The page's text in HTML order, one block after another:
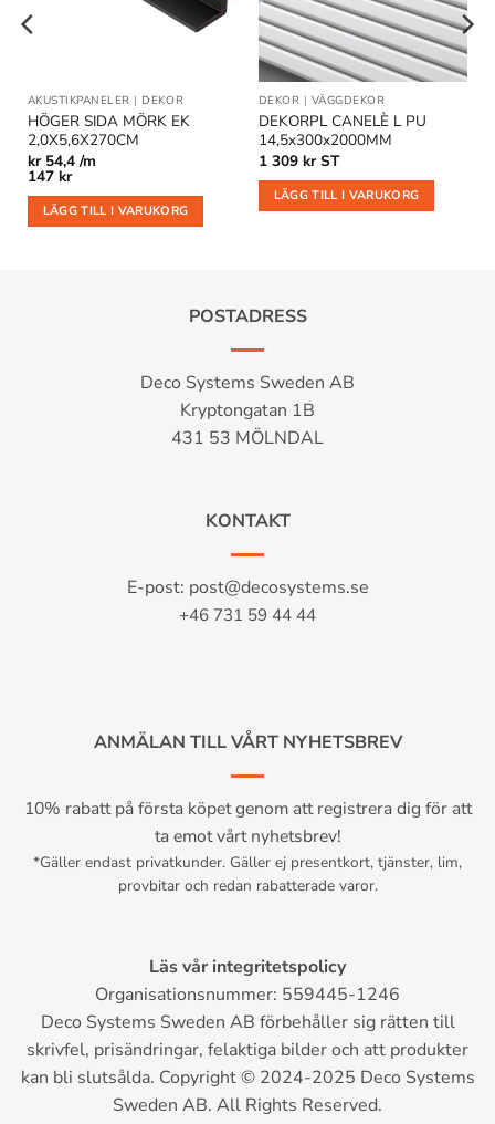
AKUSTIKPANELER | DEKOR
HÖGER SIDA MÖRK EK
2,0X5,6X270CM
kr54,4 /m
147 kr
LÄGG TILL I VARUKORG
DEKOR | VÄGGDEKOR
DEKORPL CANELÈ L PU
14,5x300x2000MM
1 309 kr ST
LÄGG TILL I VARUKORG
POSTADRESS
Deco Systems Sweden AB
Kryptongatan 1B
431 53 MÖLNDAL
KONTAKT
E-post: post@decosystems.se
+46 731 59 44 44
ANMÄLAN TILL VÅRT NYHETSBREV
10% rabatt på första köpet genom att registrera dig för att
ta emot vårt nyhetsbrev!
*Gäller endast privatkunder. Gäller ej presentkort, tjänster, lim,
provbitar och redan rabatterade varor.
Läs vår integritetspolicy
Organisationsnummer: 559445-1246
Deco Systems Sweden AB förbehåller sig rätten till
skrivfel, prisändringar, felaktiga bilder och att produkter
kan bli slutsålda. Copyright © 2024-2025 Deco Systems
Sweden AB. All Rights Reserved.